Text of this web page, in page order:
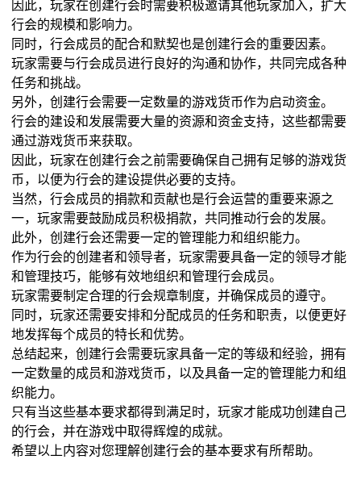
因此，玩家在创建行会时需要积极邀请其他玩家加入，扩大
行会的规模和影响力。
同时，行会成员的配合和默契也是创建行会的重要因素。
玩家需要与行会成员进行良好的沟通和协作，共同完成各种
任务和挑战。
另外，创建行会需要一定数量的游戏货币作为启动资金。
行会的建设和发展需要大量的资源和资金支持，这些都需要
通过游戏货币来获取。
因此，玩家在创建行会之前需要确保自己拥有足够的游戏货
币，以便为行会的建设提供必要的支持。
当然，行会成员的捐款和贡献也是行会运营的重要来源之
一，玩家需要鼓励成员积极捐款，共同推动行会的发展。
此外，创建行会还需要一定的管理能力和组织能力。
作为行会的创建者和领导者，玩家需要具备一定的领导才能
和管理技巧，能够有效地组织和管理行会成员。
玩家需要制定合理的行会规章制度，并确保成员的遵守。
同时，玩家还需要安排和分配成员的任务和职责，以便更好
地发挥每个成员的特长和优势。
总结起来，创建行会需要玩家具备一定的等级和经验，拥有
一定数量的成员和游戏货币，以及具备一定的管理能力和组
织能力。
只有当这些基本要求都得到满足时，玩家才能成功创建自己
的行会，并在游戏中取得辉煌的成就。
希望以上内容对您理解创建行会的基本要求有所帮助。